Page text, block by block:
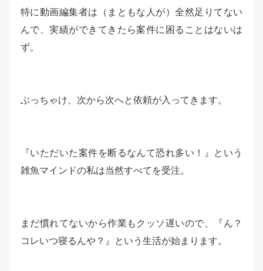
特に動画編集者は（まともな人が）全然足りてない
んで、実績ができてきたら案件に困ることはないは
ず。
ぶっちゃけ、次から次へと依頼が入ってきます。
『いただいた案件を断るなんて恐れ多い！』という
雑魚マインドの私は当然すべてを受注。
まだ慣れてないから作業もクッソ遅いので、『ん？
コレいつ寝るんや？』という生活が始まります。